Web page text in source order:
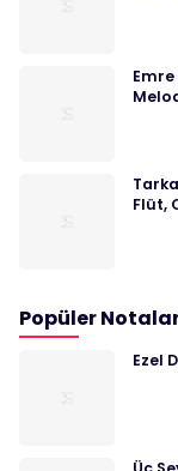
Flüt,
Popüler
Ezel